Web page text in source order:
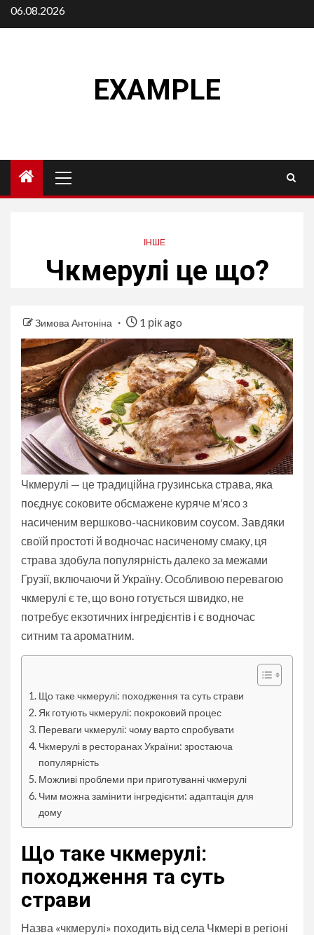
Skip
to
06.08.2026
EXAMPLE
Menu
ІНШЕ
Чкмерулі це що?
Зимова Антоніна 1 рік ago
Чкмерулі — це традиційна грузинська страва, яка
поєднує соковите обсмажене куряче м’ясо з
насиченим вершково-часниковим соусом. Завдяки
своїй простоті й водночас насиченому смаку, ця
страва здобула популярність далеко за межами
Грузії, включаючи й Україну. Особливою перевагою
чкмерулі є те, що воно готується швидко, не
потребує екзотичних інгредієнтів і є водночас
ситним та ароматним.
Що таке чкмерулі: походження та суть страви
Як готують чкмерулі: покроковий процес
Переваги чкмерулі: чому варто спробувати
Чкмерулі в ресторанах України: зростаюча
популярність
Можливі проблеми при приготуванні чкмерулі
Чим можна замінити інгредієнти: адаптація для
дому
Що таке чкмерулі:
походження та суть
страви
Назва «чкмерулі» походить від села Чкмері в регіоні